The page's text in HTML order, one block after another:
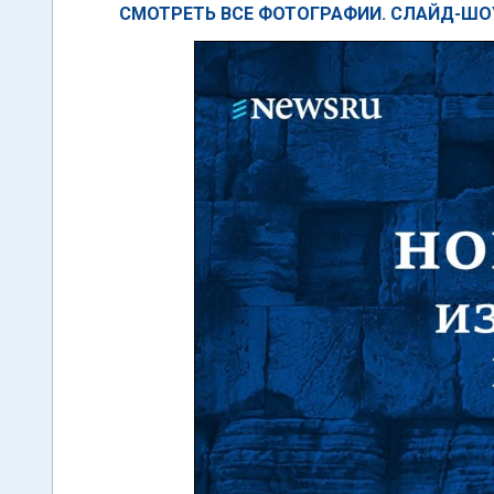
СМОТРЕТЬ ВСЕ ФОТОГРАФИИ. СЛАЙД-